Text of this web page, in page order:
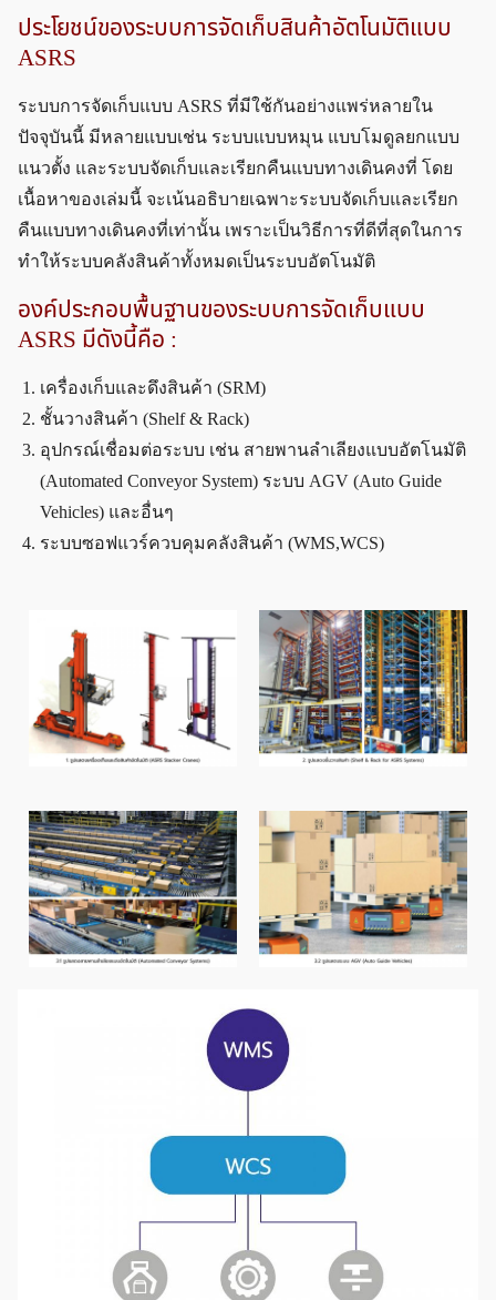
ประโยชน์ของระบบการจัดเก็บสินค้าอัตโนมัติแบบ
ASRS
ระบบการจัดเก็บแบบ ASRS ที่มีใช้กันอย่างแพร่หลายใน
ปัจจุบันนี้ มีหลายแบบเช่น ระบบแบบหมุน แบบโมดูลยกแบบ
แนวตั้ง และระบบจัดเก็บและเรียกคืนแบบทางเดินคงที่ โดย
เนื้อหาของเล่มนี้ จะเน้นอธิบายเฉพาะระบบจัดเก็บและเรียก
คืนแบบทางเดินคงที่เท่านั้น เพราะเป็นวิธีการที่ดีที่สุดในการ
ทำให้ระบบคลังสินค้าทั้งหมดเป็นระบบอัตโนมัติ
องค์ประกอบพื้นฐานของระบบการจัดเก็บแบบ
ASRS มีดังนี้คือ :
เครื่องเก็บและดึงสินค้า (SRM)
ชั้นวางสินค้า (Shelf & Rack)
อุปกรณ์เชื่อมต่อระบบ เช่น สายพานลำเลียงแบบอัตโนมัติ
(Automated Conveyor System) ระบบ AGV (Auto Guide
Vehicles) และอื่นๆ
ระบบซอฟแวร์ควบคุมคลังสินค้า (WMS,WCS)